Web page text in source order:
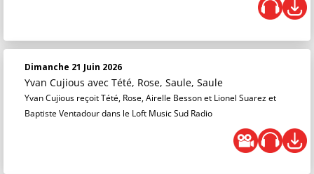
Dimanche 21 Juin 2026
Yvan Cujious avec Tété, Rose, Saule, Saule
Yvan Cujious reçoit Tété, Rose, Airelle Besson et Lionel Suarez et
Baptiste Ventadour dans le Loft Music Sud Radio